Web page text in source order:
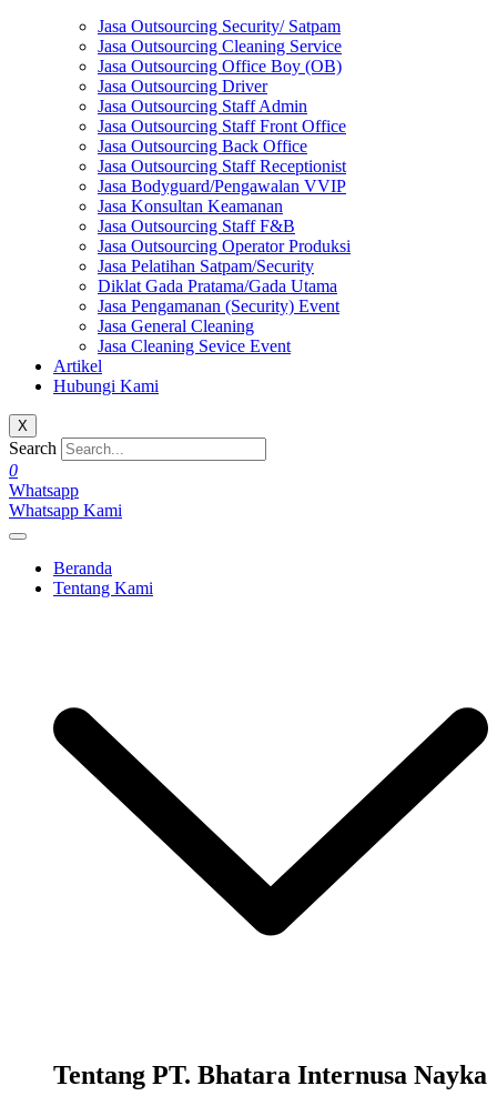
Jasa Outsourcing Security/ Satpam
Jasa Outsourcing Cleaning Service
Jasa Outsourcing Office Boy (OB)
Jasa Outsourcing Driver
Jasa Outsourcing Staff Admin
Jasa Outsourcing Staff Front Office
Jasa Outsourcing Back Office
Jasa Outsourcing Staff Receptionist
Jasa Bodyguard/Pengawalan VVIP
Jasa Konsultan Keamanan
Jasa Outsourcing Staff F&B
Jasa Outsourcing Operator Produksi
Jasa Pelatihan Satpam/Security
Diklat Gada Pratama/Gada Utama
Jasa Pengamanan (Security) Event
Jasa General Cleaning
Jasa Cleaning Sevice Event
Artikel
Hubungi Kami
X
Search
0
Whatsapp
Whatsapp Kami
Beranda
Tentang Kami
Tentang PT. Bhatara Internusa Nayka